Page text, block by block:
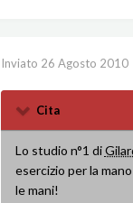
Inviato 26 Agosto 2010
Cita
Lo studio n°1 di
esercizio per la
le mani!